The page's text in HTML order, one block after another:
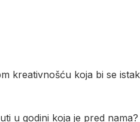
kreativnošću koja bi se
u godini koja je pred